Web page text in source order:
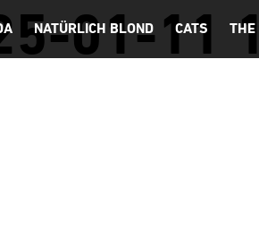
NATÜRLICH BLOND CATS THE
01-11